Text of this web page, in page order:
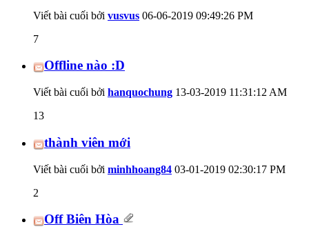
Viết bài cuối bởi vusvus 06-06-2019 09:49:26 PM
7
Offline nào :D
Viết bài cuối bởi hanquochung 13-03-2019 11:31:12 AM
13
thành viên mới
Viết bài cuối bởi minhhoang84 03-01-2019 02:30:17 PM
2
Off Biên Hòa